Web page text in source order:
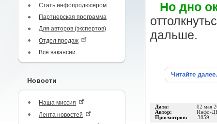
Стать инфопродюсером
Партнерская программа
Для авторов (экспертов)
Отдел продаж
Все вакансии
Новости
Наша миссия
Лента новостей
Но дно
дальше.
Читайте
Дата: 02 мая
Автор: Инфо-
Просмотров: 3859